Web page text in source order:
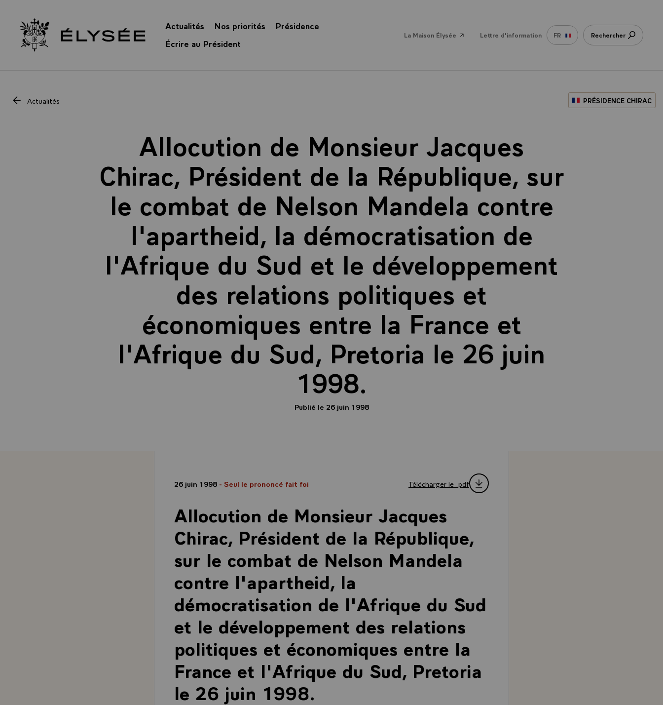
Retour à l’accueil Élysée
Actualités Nos priorités
Présidence
Écrire au Président
La Maison Élysée Lettre d'information FR Rechercher
Actualités PRÉSIDENCE CHIRAC
Allocution de Monsieur Jacques
Chirac, Président de la République, sur
le combat de Nelson Mandela contre
l'apartheid, la démocratisation de
l'Afrique du Sud et le développement
des relations politiques et
économiques entre la France et
l'Afrique du Sud, Pretoria le 26 juin
1998.
Publié le 26 juin 1998
26 juin 1998 - Seul le prononcé fait foi Télécharger le .pdf
Allocution de Monsieur Jacques
Chirac, Président de la République,
sur le combat de Nelson Mandela
contre l'apartheid, la
démocratisation de l'Afrique du Sud
et le développement des relations
politiques et économiques entre la
France et l'Afrique du Sud, Pretoria
le 26 juin 1998.